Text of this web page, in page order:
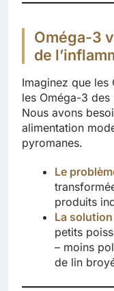
Oméga-3
de
Imaginez que
les Oméga-3 des
Nous avons
alimentation
pyromanes.
Le
produits
La solution
petits
– moins
de lin